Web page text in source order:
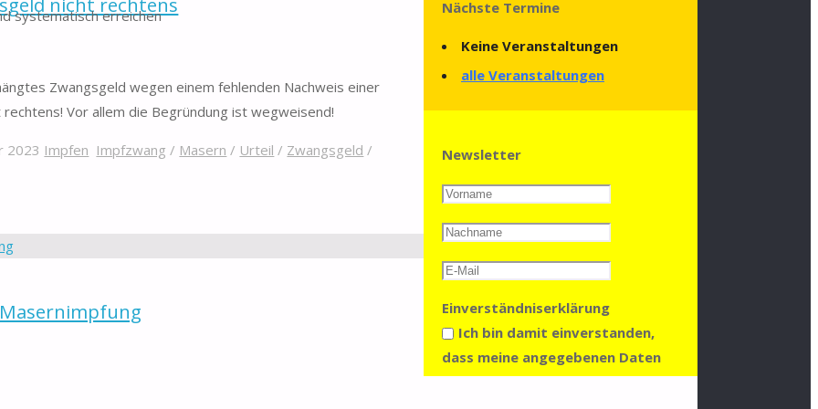
systematisch erreichen
Zwangsgeld wegen einem fehlenden Nachweis einer
Vor allem die Begründung ist wegweisend!
2023 Impfen Impfzwang / Masern / Urteil / Zwangsgeld /
der Masernimpfung in Kraft getreten. Seither müssen
Nächste Termine
Keine Veranstaltungen
alle Veranstaltungen
Newsletter
Einverständniserklärung
Ich bin damit einverstanden,
dass meine angegebenen Daten
gespeichert und verarbeitet